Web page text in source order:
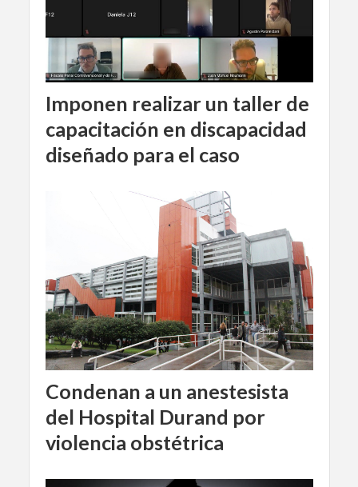
Imponen realizar un taller de
capacitación en discapacidad
diseñado para el caso
Condenan a un anestesista
del Hospital Durand por
violencia obstétrica